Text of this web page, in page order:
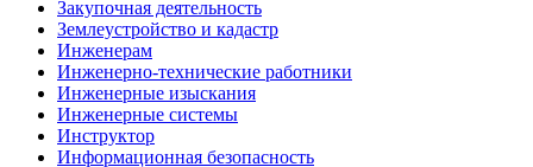
Закупочная деятельность
Землеустройство и кадастр
Инженерам
Инженерно-технические работники
Инженерные изыскания
Инженерные системы
Инструктор
Информационная безопасность